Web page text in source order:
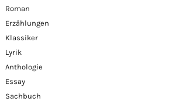
Roman
Erzählungen
Klassiker
Lyrik
Anthologie
Essay
Sachbuch